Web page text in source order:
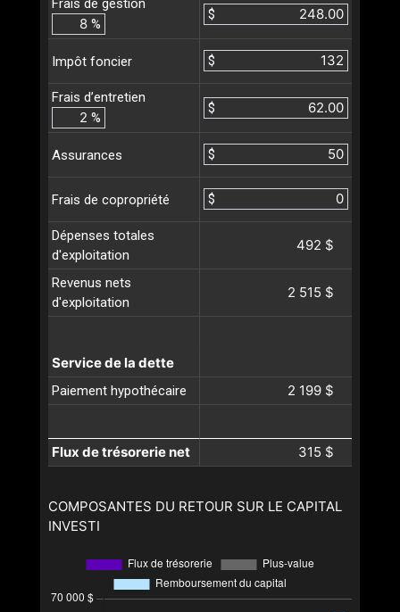
Frais de gestion
%
$
Impôt foncier $
Frais d’entretien
%
$
Assurances $
Frais de copropriété $
Dépenses totales
d'exploitation
492 $
Revenus nets
d'exploitation
2 515 $
Service de la dette
Paiement hypothécaire 2 199 $
Flux de trésorerie net 315 $
COMPOSANTES DU RETOUR SUR LE CAPITAL
INVESTI